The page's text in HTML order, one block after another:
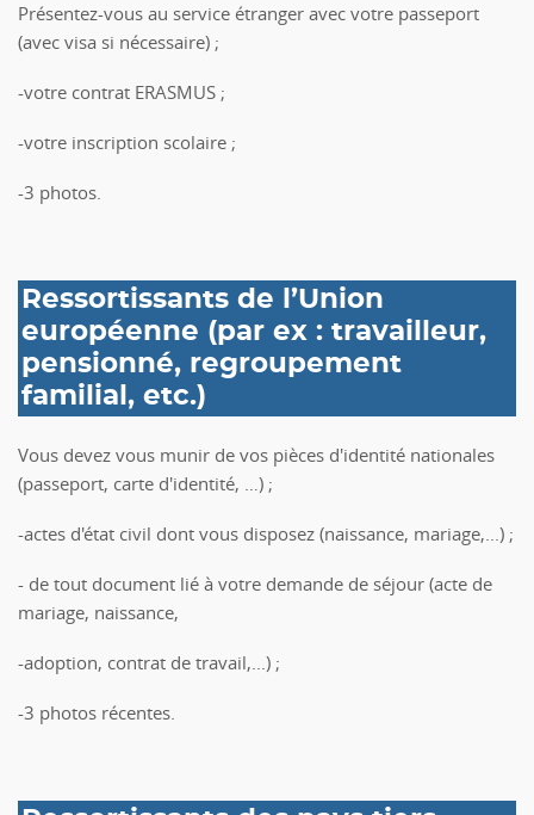
Présentez-vous au service étranger avec votre passeport
(avec visa si nécessaire) ;
-votre contrat ERASMUS ;
-votre inscription scolaire ;
-3 photos.
Ressortissants de l’Union
européenne (par ex : travailleur,
pensionné, regroupement
familial, etc.)
Vous devez vous munir de vos pièces d'identité nationales
(passeport, carte d'identité, …) ;
-actes d'état civil dont vous disposez (naissance, mariage,...) ;
- de tout document lié à votre demande de séjour (acte de
mariage, naissance,
-adoption, contrat de travail,...) ;
-3 photos récentes.